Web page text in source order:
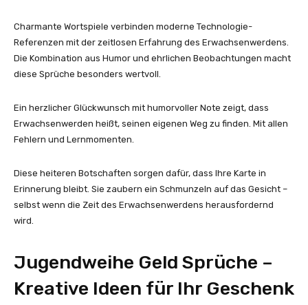
Charmante Wortspiele verbinden moderne Technologie-
Referenzen mit der zeitlosen Erfahrung des Erwachsenwerdens.
Die Kombination aus Humor und ehrlichen Beobachtungen macht
diese Sprüche besonders wertvoll.
Ein herzlicher Glückwunsch mit humorvoller Note zeigt, dass
Erwachsenwerden heißt, seinen eigenen Weg zu finden. Mit allen
Fehlern und Lernmomenten.
Diese heiteren Botschaften sorgen dafür, dass Ihre Karte in
Erinnerung bleibt. Sie zaubern ein Schmunzeln auf das Gesicht –
selbst wenn die Zeit des Erwachsenwerdens herausfordernd
wird.
Jugendweihe Geld Sprüche –
Kreative Ideen für Ihr Geschenk